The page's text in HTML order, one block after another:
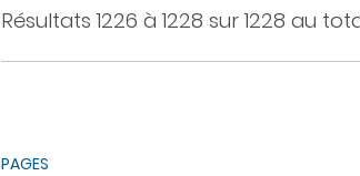
Résultats 1226 à 1228 sur 1228 au
PAGES